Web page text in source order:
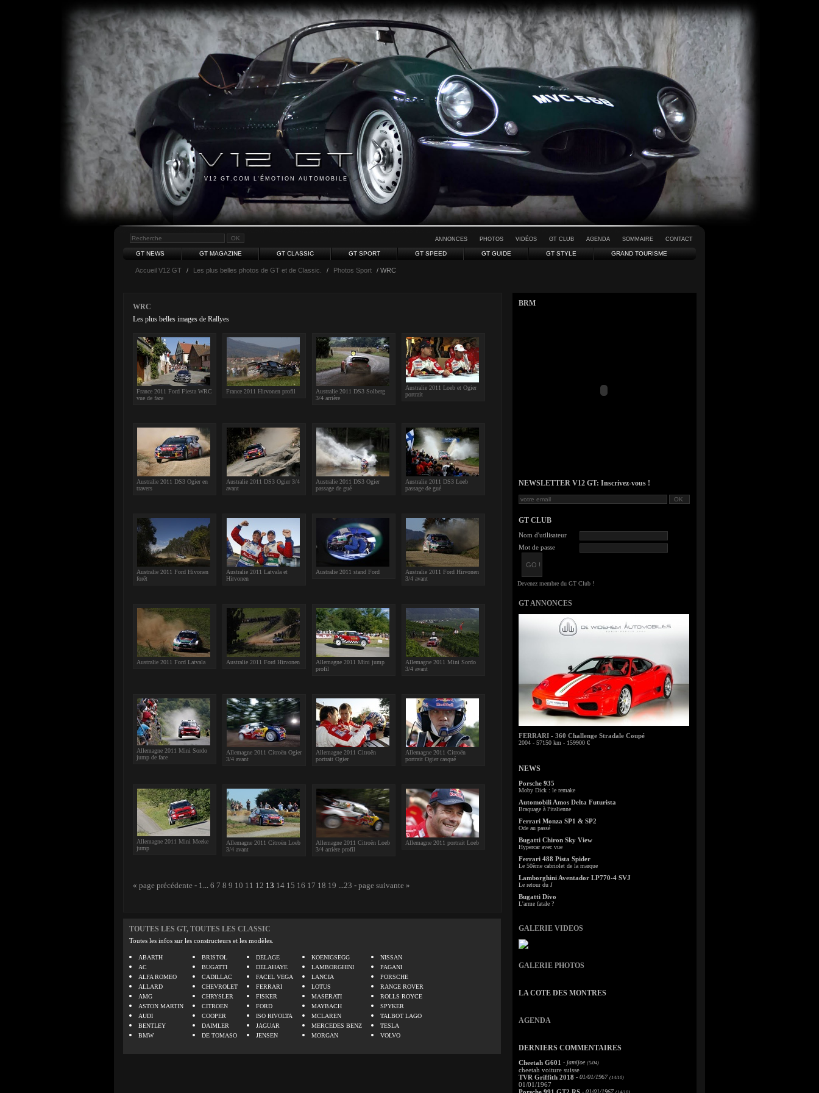
V12 GT.COM L'ÉMOTION AUTOMOBILE
ANNONCES PHOTOS VIDÉOS GT CLUB AGENDA SOMMAIRE CONTACT
GT NEWS GT MAGAZINE GT CLASSIC GT SPORT GT SPEED GT GUIDE GT STYLE GRAND TOURISME
Accueil V12 GT / Les plus belles photos de GT et de Classic. / Photos Sport / WRC
WRC
Les plus belles images de Rallyes
France 2011 Ford Fiesta WRC
vue de face
France 2011 Hirvonen profil
Australie 2011 DS3 Solberg
3/4 arrière
Australie 2011 Loeb et Ogier
portrait
Australie 2011 DS3 Ogier en
travers
Australie 2011 DS3 Ogier 3/4
avant
Australie 2011 DS3 Ogier
passage de gué
Australie 2011 DS3 Loeb
passage de gué
Australie 2011 Ford Hivonen
forêt
Australie 2011 Latvala et
Hirvonen
Australie 2011 stand Ford
Australie 2011 Ford Hirvonen
3/4 avant
Australie 2011 Ford Latvala Australie 2011 Ford Hirvonen
Allemagne 2011 Mini jump
profil
Allemagne 2011 Mini Sordo
3/4 avant
Allemagne 2011 Mini Sordo
jump de face
Allemagne 2011 Citroën Ogier
3/4 avant
Allemagne 2011 Citroën
portrait Ogier
Allemagne 2011 Citroën
portrait Ogier casqué
Allemagne 2011 Mini Meeke
jump
Allemagne 2011 Citroën Loeb
3/4 avant
Allemagne 2011 Citroën Loeb
3/4 arrière profil
Allemagne 2011 portrait Loeb
« page précédente - 1... 6 7 8 9 10 11 12 13 14 15 16 17 18 19 ...23 - page suivante »
TOUTES LES GT, TOUTES LES CLASSIC
Toutes les infos sur les constructeurs et les modèles.
ABARTH
AC
ALFA ROMEO
ALLARD
AMG
ASTON MARTIN
AUDI
BENTLEY
BMW
BRISTOL
BUGATTI
CADILLAC
CHEVROLET
CHRYSLER
CITROEN
COOPER
DAIMLER
DE TOMASO
DELAGE
DELAHAYE
FACEL VEGA
FERRARI
FISKER
FORD
ISO RIVOLTA
JAGUAR
JENSEN
KOENIGSEGG
LAMBORGHINI
LANCIA
LOTUS
MASERATI
MAYBACH
MCLAREN
MERCEDES BENZ
MORGAN
NISSAN
PAGANI
PORSCHE
RANGE ROVER
ROLLS ROYCE
SPYKER
TALBOT LAGO
TESLA
VOLVO
BRM
NEWSLETTER V12 GT: Inscrivez-vous !
GT CLUB
Nom d'utilisateur
Mot de passe
GT ANNONCES
FERRARI - 360 Challenge Stradale Coupé
2004 - 57150 km - 159900 €
NEWS
Porsche 935
Moby Dick : le remake
Automobili Amos Delta Futurista
Braquage à l'italienne
Ferrari Monza SP1 & SP2
Ode au passé
Bugatti Chiron Sky View
Hypercar avec vue
Ferrari 488 Pista Spider
Le 50ème cabriolet de la marque
Lamborghini Aventador LP770-4 SVJ
Le retour du J
Bugatti Divo
L'arme fatale ?
GALERIE VIDEOS
GALERIE PHOTOS
LA COTE DES MONTRES
AGENDA
DERNIERS COMMENTAIRES
Cheetah G601 - jamijoe (5/04)
cheetah voiture suisse
TVR Griffith 2018 - 01/01/1967 (14/10)
01/01/1967
- 01/01/1967